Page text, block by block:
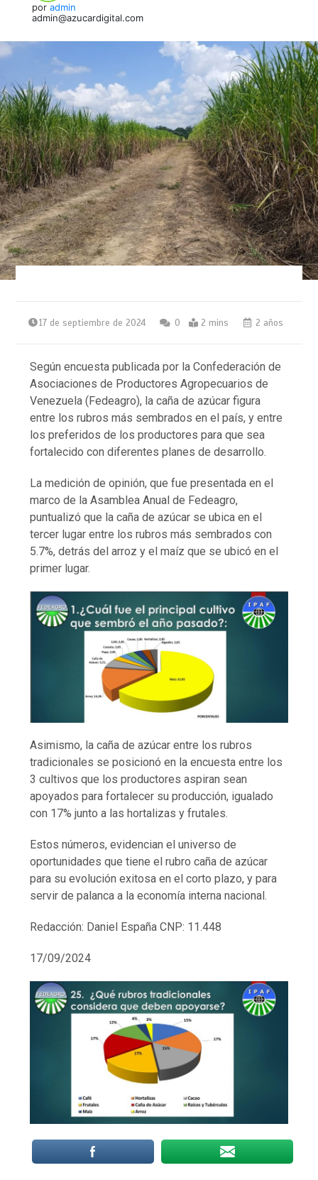
por admin
admin@azucardigital.com
17 de septiembre de 2024 0 2 mins 2 años
Según encuesta publicada por la Confederación de
Asociaciones de Productores Agropecuarios de
Venezuela (Fedeagro), la caña de azúcar figura
entre los rubros más sembrados en el país, y entre
los preferidos de los productores para que sea
fortalecido con diferentes planes de desarrollo.
La medición de opinión, que fue presentada en el
marco de la Asamblea Anual de Fedeagro,
puntualizó que la caña de azúcar se ubica en el
tercer lugar entre los rubros más sembrados con
5.7%, detrás del arroz y el maíz que se ubicó en el
primer lugar.
Asimismo, la caña de azúcar entre los rubros
tradicionales se posicionó en la encuesta entre los
3 cultivos que los productores aspiran sean
apoyados para fortalecer su producción, igualado
con 17% junto a las hortalizas y frutales.
Estos números, evidencian el universo de
oportunidades que tiene el rubro caña de azúcar
para su evolución exitosa en el corto plazo, y para
servir de palanca a la economía interna nacional.
Redacción: Daniel España CNP: 11.448
17/09/2024